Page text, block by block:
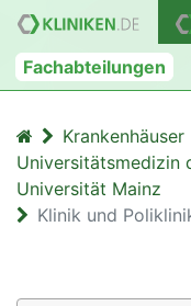
Fachabteilungen
Krankenhäuser
Universitätsmedizin
Universität Mainz
Klinik und